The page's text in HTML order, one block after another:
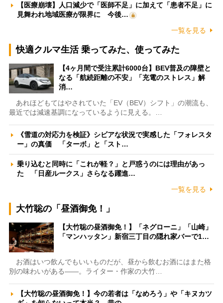
【医療崩壊】人口減少で「医師不足」に加えて「患者不足」に
見舞われ地域医療が限界に 今後…
一覧を見る
快適クルマ生活 乗ってみた、使ってみた
【4ヶ月間で受注累計6000台】BEV普及の障壁と
なる「航続距離の不安」「充電のストレス」解
消…
あれほどもてはやされていた「EV（BEV）シフト」の潮流も、
最近では減速基調になっているように見える。…
《雪道の対応力を検証》シビアな状況で実感した「フォレスタ
ー」の真価 「ターボ」と「スト…
乗り込むと同時に「これが軽？」と戸惑うのには理由があっ
た 「日産ルークス」さらなる躍進…
一覧を見る
大竹聡の「昼酒御免！」
【大竹聡の昼酒御免！】「ネグローニ」「山崎」
「マンハッタン」新宿三丁目の隠れ家バーで1…
お酒はいつ飲んでもいいものだが、昼から飲むお酒にはまた格
別の味わいがある――。ライター・作家の大竹…
【大竹聡の昼酒御免！】今の若者は「なめろう」や「キヌカツ